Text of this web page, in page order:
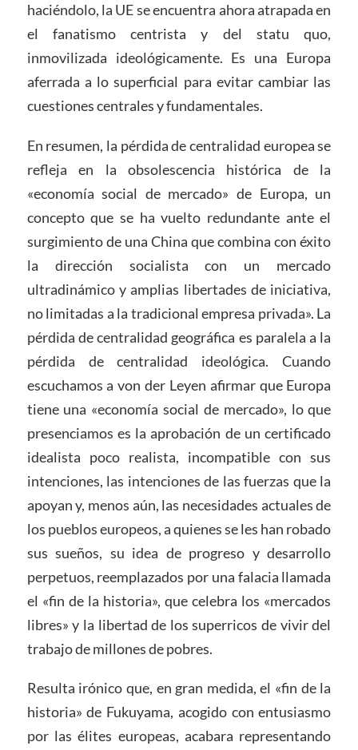
haciéndolo, la UE se encuentra ahora atrapada en
el fanatismo centrista y del statu quo,
inmovilizada ideológicamente. Es una Europa
aferrada a lo superficial para evitar cambiar las
cuestiones centrales y fundamentales.
En resumen, la pérdida de centralidad europea se
refleja en la obsolescencia histórica de la
«economía social de mercado» de Europa, un
concepto que se ha vuelto redundante ante el
surgimiento de una China que combina con éxito
la dirección socialista con un mercado
ultradinámico y amplias libertades de iniciativa,
no limitadas a la tradicional empresa privada». La
pérdida de centralidad geográfica es paralela a la
pérdida de centralidad ideológica. Cuando
escuchamos a von der Leyen afirmar que Europa
tiene una «economía social de mercado», lo que
presenciamos es la aprobación de un certificado
idealista poco realista, incompatible con sus
intenciones, las intenciones de las fuerzas que la
apoyan y, menos aún, las necesidades actuales de
los pueblos europeos, a quienes se les han robado
sus sueños, su idea de progreso y desarrollo
perpetuos, reemplazados por una falacia llamada
el «fin de la historia», que celebra los «mercados
libres» y la libertad de los superricos de vivir del
trabajo de millones de pobres.
Resulta irónico que, en gran medida, el «fin de la
historia» de Fukuyama, acogido con entusiasmo
por las élites europeas, acabara representando